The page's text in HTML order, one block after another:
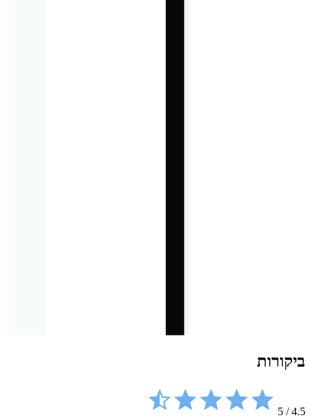
ביקורות
4.5
/
5